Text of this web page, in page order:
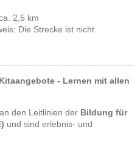
2,5 km
Die Strecke ist nicht
- Lernen mit allen
den Leitlinien der Bildung für
und sind erlebnis- und